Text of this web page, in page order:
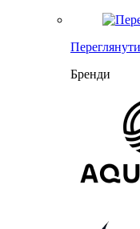
Бренди